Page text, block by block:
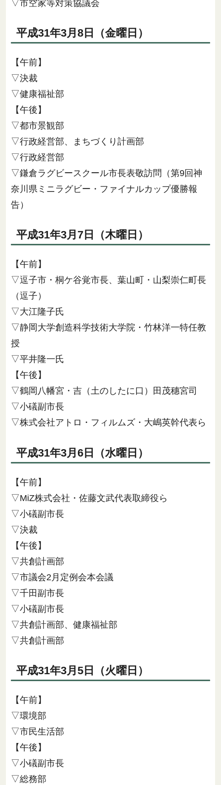
▽市空家等対策協議会
平成31年3月8日（金曜日）
【午前】
▽決裁
▽健康福祉部
【午後】
▽都市景観部
▽行政経営部、まちづくり計画部
▽行政経営部
▽鎌倉ラグビースクール市長表敬訪問（第9回神
奈川県ミニラグビー・ファイナルカップ優勝報
告）
平成31年3月7日（木曜日）
【午前】
▽逗子市・桐ケ谷覚市長、葉山町・山梨崇仁町長
（逗子）
▽大江隆子氏
▽静岡大学創造科学技術大学院・竹林洋一特任教
授
▽平井隆一氏
【午後】
▽鶴岡八幡宮・吉（土のしたに口）田茂穗宮司
▽小礒副市長
▽株式会社アトロ・フィルムズ・大嶋英幹代表ら
平成31年3月6日（水曜日）
【午前】
▽MiZ株式会社・佐藤文武代表取締役ら
▽小礒副市長
▽決裁
【午後】
▽共創計画部
▽市議会2月定例会本会議
▽千田副市長
▽小礒副市長
▽共創計画部、健康福祉部
▽共創計画部
平成31年3月5日（火曜日）
【午前】
▽環境部
▽市民生活部
【午後】
▽小礒副市長
▽総務部